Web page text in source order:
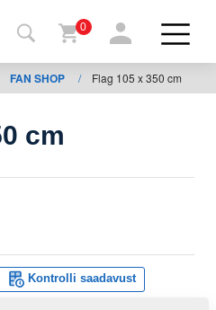
0
FAN SHOP / Flag 105 x 350 cm
cm
Kontrolli saadavust